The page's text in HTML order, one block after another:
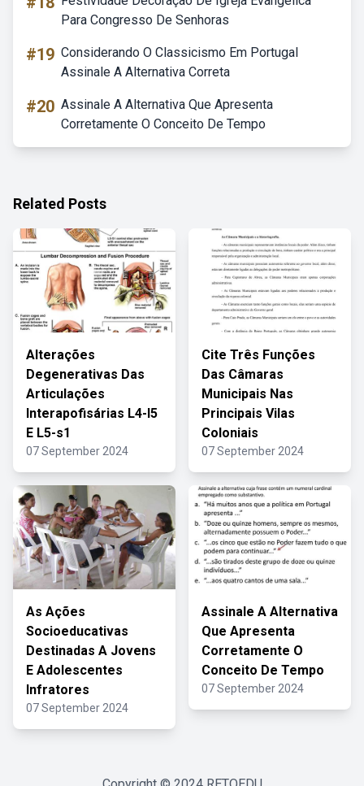
Para Congresso De Senhoras
#19 Considerando O Classicismo Em Portugal
Assinale A Alternativa Correta
#20 Assinale A Alternativa Que Apresenta
Corretamente O Conceito De Tempo
Related Posts
Alterações
Degenerativas Das
Articulações
Interapofisárias L4-l5
E L5-s1
07 September 2024
Cite Três Funções
Das Câmaras
Municipais Nas
Principais Vilas
Coloniais
07 September 2024
As Ações
Socioeducativas
Destinadas A Jovens
E Adolescentes
Infratores
07 September 2024
Assinale A Alternativa
Que Apresenta
Corretamente O
Conceito De Tempo
07 September 2024